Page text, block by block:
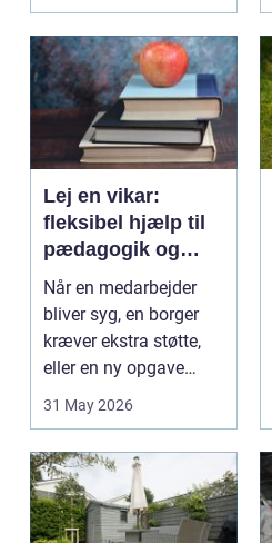
Lej en vikar:
fleksibel hjælp til
pædagogik og
sundhed
Når en medarbejder
bliver syg, en borger
kræver ekstra støtte,
eller en ny opgave
opstår fra dag til...
31 May 2026